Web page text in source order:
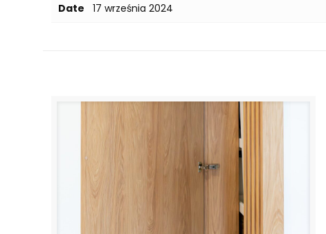
Date 17 września 2024